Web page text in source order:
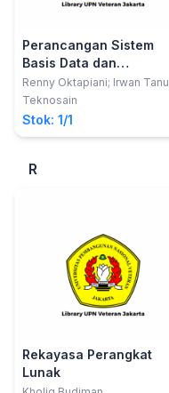
Perancangan Sistem
Basis Data dan
Penerapannya dalam
Sistem Informasi
Renny Oktapiani; Irwan Tanu
Kusnadi
Teknosain
Stok: 1/1
R
Rekayasa Perangkat
Lunak